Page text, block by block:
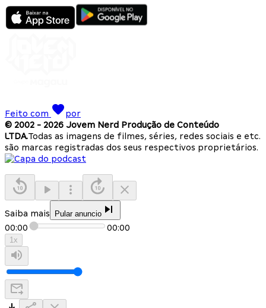
Feito com
por
© 2002 - 2026 Jovem Nerd Produção de Conteúdo
LTDA.Todas as imagens de filmes, séries, redes sociais e etc.
são marcas registradas dos seus respectivos proprietários.
Saiba mais Pular anuncio
00:00 00:00
1x